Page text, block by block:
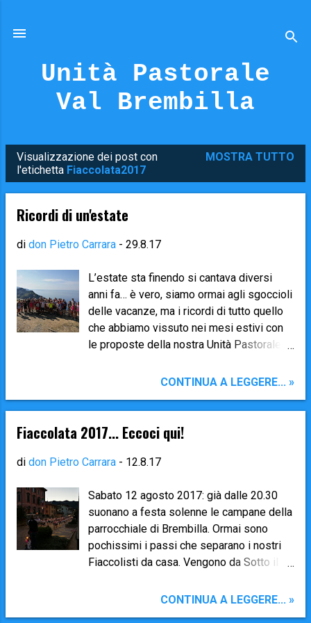
Unità Pastorale
Val Brembilla
o
Visualizzazione dei post con
l'etichetta Fiaccolata2017
MOSTRA TUTTO
Ricordi di un'estate
di don Pietro Carrara - 29.8.17
L’estate sta finendo si cantava diversi
anni fa… è vero, siamo ormai agli sgoccioli
delle vacanze, ma i ricordi di tutto quello
che abbiamo vissuto nei mesi estivi con
le proposte della nostra Unità Pastorale
vogliamo che non si cancellino mai! Ecco
durante la Festa dell’Oratorio di Brembilla
– per trovarci a raccontare i meravigliosi
momenti condivisi : il Pellegrinaggio in
Russia, il CRE , il CampoScuola delle
Berlino e il CampoScuola delle medie a
Levanto . L’appuntamento è per GIOVEDI
31 agosto , e il programma è il seguente:
18.00 : Santa Messa nella chiesa
parrocchiale di Brembilla 19.00 : Ritrovo in
Cena sotto il tendone dell’Oratorio 20.30 :
CONTINUA A LEGGERE... »
Fiaccolata 2017... Eccoci qui!
di don Pietro Carrara - 12.8.17
Sabato 12 agosto 2017: già dalle 20.30
suonano a festa solenne le campane della
parrocchiale di Brembilla. Ormai sono
pochissimi i passi che separano i nostri
Fiaccolisti da casa. Vengono da Sotto il
trascorso le ultime ore prima di far partire
CONTINUA A LEGGERE... »